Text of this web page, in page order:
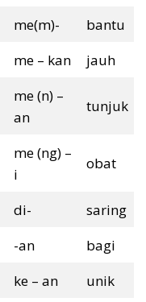
me(m)-
bantu
me – kan jauh
me (n) –
an
tunjuk
me (ng) –
i
obat
di-
saring
-an
bagi
ke – an
unik